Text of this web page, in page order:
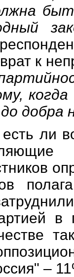
к
добра
ли
в
–